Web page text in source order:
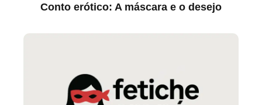
Conto erótico: A máscara e o desejo